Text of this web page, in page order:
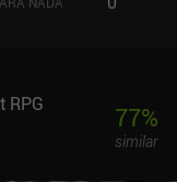
Tras
futuro, incluyendo
más eventos, e
comunidad crear sus
RPG 77%
similar